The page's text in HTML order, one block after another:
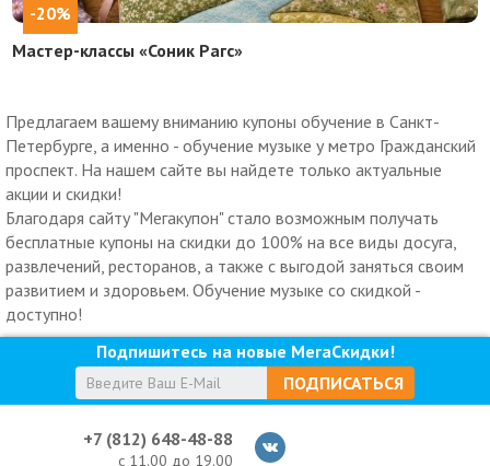
-20%
Мастер-классы «Соник Рагс»
Предлагаем вашему вниманию купоны обучение в Санкт-
Петербурге, а именно - обучение музыке у метро Гражданский
проспект. На нашем сайте вы найдете только актуальные
акции и скидки!
Благодаря сайту "Мегакупон" стало возможным получать
бесплатные купоны на скидки до 100% на все виды досуга,
развлечений, ресторанов, а также с выгодой заняться своим
развитием и здоровьем. Обучение музыке со скидкой -
доступно!
Подпишитесь на новые МегаСкидки!
ПОДПИСАТЬСЯ
+7 (812) 648-48-88
с 11.00 до 19.00